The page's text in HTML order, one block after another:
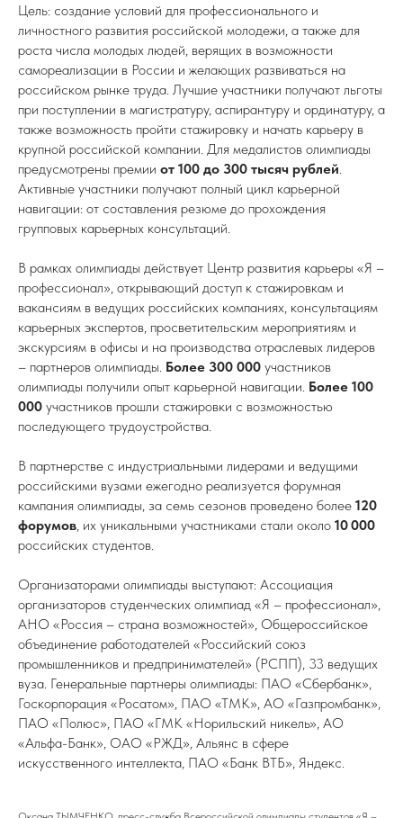
Цель: создание условий для профессионального и
личностного развития российской молодежи, а также для
роста числа молодых людей, верящих в возможности
самореализации в России и желающих развиваться на
российском рынке труда. Лучшие участники получают льготы
при поступлении в магистратуру, аспирантуру и ординатуру, а
также возможность пройти стажировку и начать карьеру в
крупной российской компании. Для медалистов олимпиады
предусмотрены премии от 100 до 300 тысяч рублей.
Активные участники получают полный цикл карьерной
навигации: от составления резюме до прохождения
групповых карьерных консультаций.
В рамках олимпиады действует Центр развития карьеры «Я –
профессионал», открывающий доступ к стажировкам и
вакансиям в ведущих российских компаниях, консультациям
карьерных экспертов, просветительским мероприятиям и
экскурсиям в офисы и на производства отраслевых лидеров
– партнеров олимпиады. Более 300 000 участников
олимпиады получили опыт карьерной навигации. Более 100
000 участников прошли стажировки с возможностью
последующего трудоустройства.
В партнерстве с индустриальными лидерами и ведущими
российскими вузами ежегодно реализуется форумная
кампания олимпиады, за семь сезонов проведено более 120
форумов, их уникальными участниками стали около 10 000
российских студентов.
Организаторами олимпиады выступают: Ассоциация
организаторов студенческих олимпиад «Я – профессионал»,
АНО «Россия – страна возможностей», Общероссийское
объединение работодателей «Российский союз
промышленников и предпринимателей» (РСПП), 33 ведущих
вуза. Генеральные партнеры олимпиады: ПАО «Сбербанк»,
Госкорпорация «Росатом», ПАО «ТМК», АО «Газпромбанк»,
ПАО «Полюс», ПАО «ГМК «Норильский никель», АО
«Альфа-Банк», ОАО «РЖД», Альянс в сфере
искусственного интеллекта, ПАО «Банк ВТБ», Яндекс.